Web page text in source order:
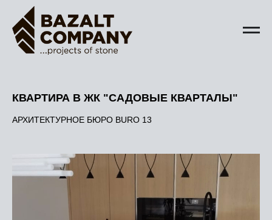
КВАРТИРА В ЖК "САДОВЫЕ КВАРТАЛЫ"
АРХИТЕКТУРНОЕ БЮРО BURO 13